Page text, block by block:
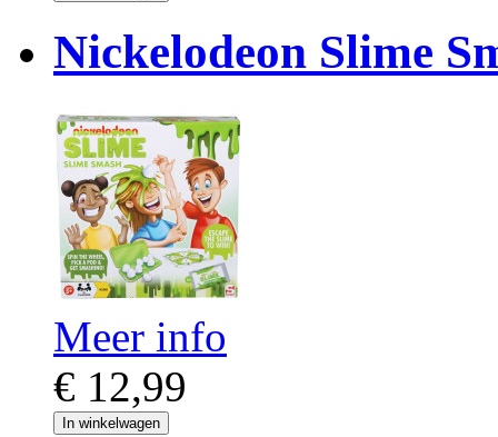
Nickelodeon Slime
Meer info
€ 12,99
In winkelwagen